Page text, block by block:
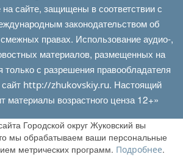
сайте, защищены в соответствии с
законодательством об
правах. Использование аудио-,
материалов, размещенных на
только с разрешения правообладателя
http://zhukovskiy.ru. Настоящий
материалы возрастного ценза 12+»
Городской округ Жуковский вы
мы обрабатываем ваши персональные
метрических программ. Подробнее.